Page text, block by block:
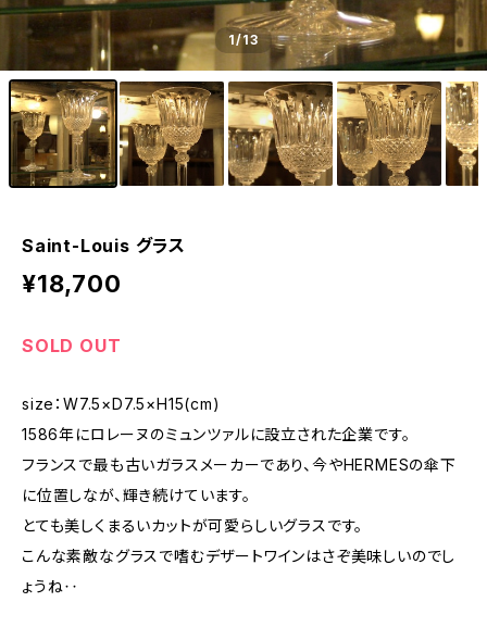
1/13
Saint-Louis グラス
¥18,700
SOLD OUT
size：W7.5×D7.5×H15(cm)
1586年にロレーヌのミュンツァルに設立された企業です。
フランスで最も古いガラスメーカーであり、今やHERMESの傘下
に位置しなが、輝き続けています。
とても美しくまるいカットが可愛らしいグラスです。
こんな素敵なグラスで嗜むデザートワインはさぞ美味しいのでし
ょうね‥